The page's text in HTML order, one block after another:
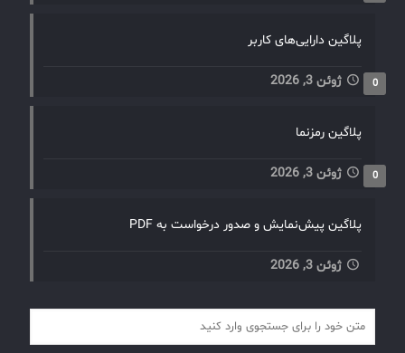
پلاگین دارایی‌های کاربر
ژوئن 3, 2026 0
پلاگین رمزنما
ژوئن 3, 2026 0
پلاگین پیش‌نمایش و صدور درخواست به PDF
ژوئن 3, 2026